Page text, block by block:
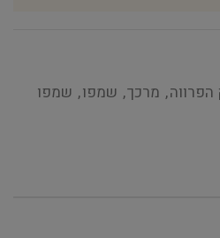
הפרווה, מרכך, שמפו, שמפו